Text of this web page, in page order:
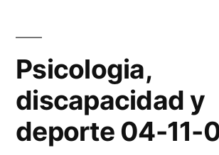
Psicologia,
discapacidad y
deporte 04-11-